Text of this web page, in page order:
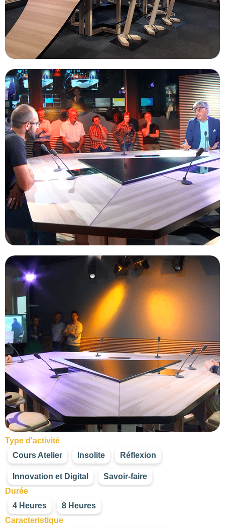
Type d'activité
Cours Atelier
Insolite Réflexion
Innovation et Digital
Savoir-faire
Durée
4 Heures
8 Heures
Caracteristique